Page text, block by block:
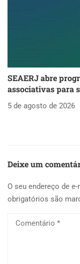
SEAERJ abre
associativas para
5 de agosto de 2026
Deixe um
O seu endereço de
obrigatórios são